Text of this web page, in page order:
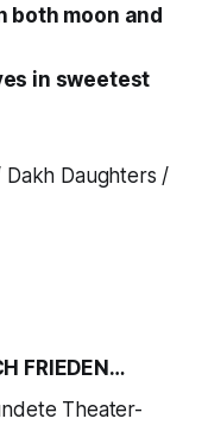
both moon and
in sweetest
Dakh Daughters /
FRIEDEN…
Theater-